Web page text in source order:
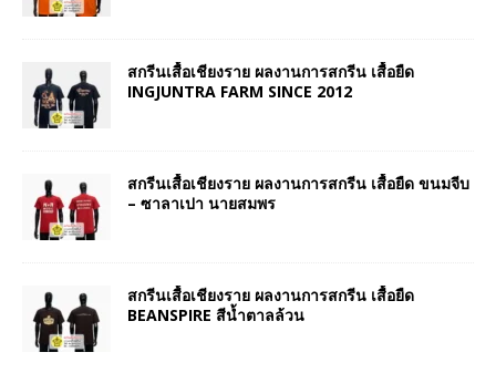
สกรีนเสื้อเชียงราย ผลงานการสกรีน เสื้อยืด
INGJUNTRA FARM SINCE 2012
สกรีนเสื้อเชียงราย ผลงานการสกรีน เสื้อยืด ขนมจีบ
– ซาลาเปา นายสมพร
สกรีนเสื้อเชียงราย ผลงานการสกรีน เสื้อยืด
BEANSPIRE สีน้ำตาลล้วน